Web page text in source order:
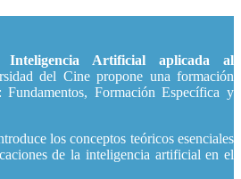
Inteligencia Artificial aplicada al
del Cine propone una formación
Fundamentos, Formación Específica y
los conceptos teóricos esenciales
de la inteligencia artificial en el